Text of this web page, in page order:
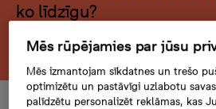
ko līdzīgu?
Meklēt citu dzīvokli
Mēs rūpējamies par jūsu
Mēs izmantojam sīkdatnes un trešo
optimizētu un pastāvīgi uzlabotu
palīdzētu personalizēt reklāmas, kas